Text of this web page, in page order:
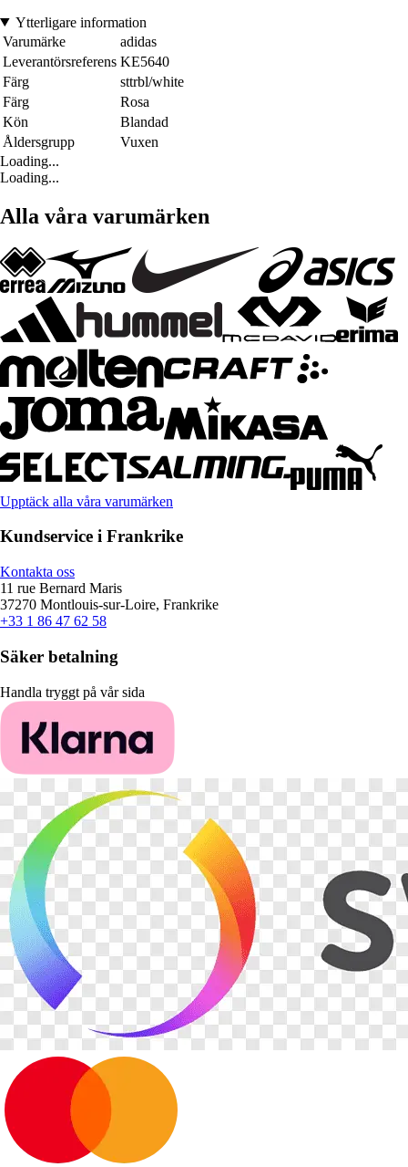
Ytterligare information
Varumärke
adidas
Leverantörsreferens KE5640
Färg
sttrbl/white
Färg
Rosa
Kön
Blandad
Åldersgrupp
Vuxen
Loading...
Loading...
Alla våra varumärken
Upptäck alla våra varumärken
Kundservice i Frankrike
Kontakta oss
11 rue Bernard Maris
37270 Montlouis-sur-Loire, Frankrike
+33 1 86 47 62 58
Säker betalning
Handla tryggt på vår sida